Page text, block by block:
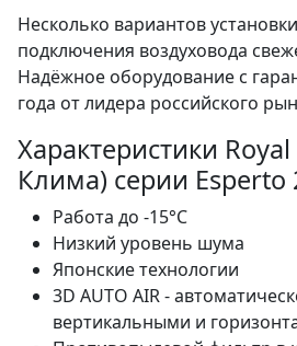
Несколько вариантов
подключения воздуховода
Надёжное оборудование с
года от лидера российского
Характеристики
Клима) серии Esperto
Работа до -15°С
Низкий уровень шума
Японские технологии
3D AUTO AIR -
вертикальными и